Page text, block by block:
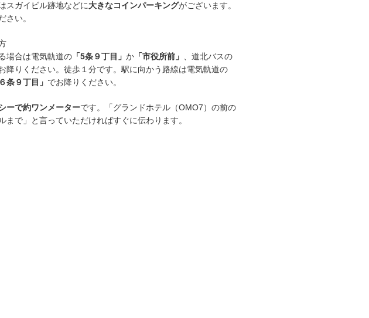
スガイビル跡地などに大きなコインパーキングがございます。
さい。
場合は電気軌道の「5条９丁目」 か「市役所前」 、道北バスの
降りください。徒歩１分です。駅に向かう路線は電気軌道の
条９丁目」 でお降りください。
ーで約ワンメーターです。「グランドホテル（OMO7）の前の
まで」と言っていただければすぐに伝わります。